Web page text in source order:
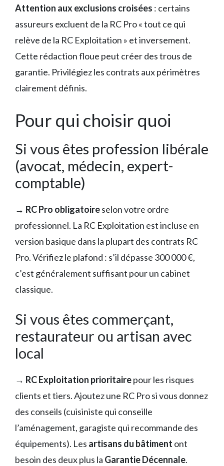
Attention aux exclusions croisées : certains
assureurs excluent de la RC Pro « tout ce qui
relève de la RC Exploitation » et inversement.
Cette rédaction floue peut créer des trous de
garantie. Privilégiez les contrats aux périmètres
clairement définis.
Pour qui choisir quoi
Si vous êtes profession libérale
(avocat, médecin, expert-
comptable)
→ RC Pro obligatoireselon votre ordre
professionnel. La RC Exploitation est incluse en
version basique dans la plupart des contrats RC
Pro. Vérifiez le plafond : s’il dépasse 300 000 €,
c’est généralement suffisant pour un cabinet
classique.
Si vous êtes commerçant,
restaurateur ou artisan avec
local
→ RC Exploitation prioritairepour les risques
clients et tiers. Ajoutez une RC Pro si vous donnez
des conseils (cuisiniste qui conseille
l’aménagement, garagiste qui recommande des
équipements). Les artisans du bâtiment ont
besoin des deux plus la Garantie Décennale.